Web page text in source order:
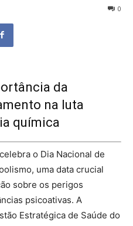
0
da
na luta
química
o Dia Nacional de
uma data crucial
sobre os perigos
psicoativas. A
Estratégica de Saúde do